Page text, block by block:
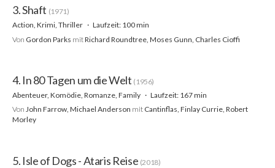
3. Shaft (1971)
Action, Krimi, Thriller
Laufzeit: 100 min
Von Gordon Parks mitRichard Roundtree, Moses Gunn, Charles Cioffi
4. In 80 Tagen um die Welt (1956)
Abenteuer, Komödie, Romanze, Family
Laufzeit: 167 min
Von John Farrow, Michael Anderson mit Cantinflas, Finlay Currie, Robert
Morley
5. Isle of Dogs - Ataris Reise (2018)